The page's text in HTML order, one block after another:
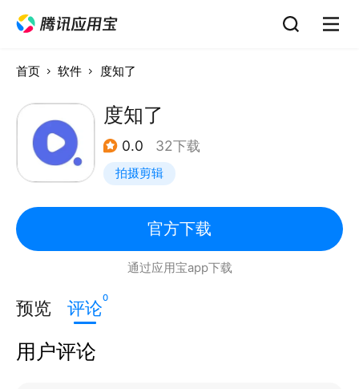
首页 软件 度知了
度知了
0.0 32下载
拍摄剪辑
官方下载
通过应用宝app下载
预览 评论0
用户评论